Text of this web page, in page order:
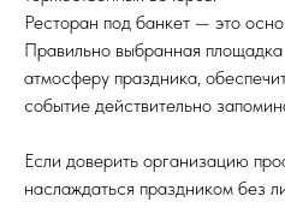
Ресторан под банкет — это
Правильно выбранная площадка
атмосферу праздника,
событие действительно
Если доверить организацию
наслаждаться праздником без